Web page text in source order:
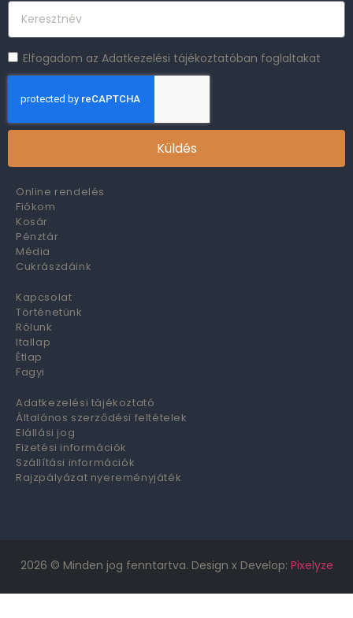
Elfogadom az Adatkezelési tájékoztatóban foglaltakat
Küldés
Online rendelés
Fiókom
Kosár
Pénztár
Média
Cukrászdáink
Kapcsolat
Történetünk
Rólunk
Itallap
Étlap
Fagyi
Adatkezelési tájékoztató
Általános szerződési feltételek
Elállási jog
Fizetési információk
Szállítási információk
Rajzpályázat nyereményjáték
2026 © Minden jog fenntartva. Design x Develop: Pixelyze